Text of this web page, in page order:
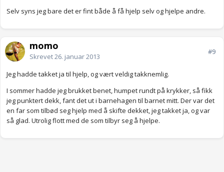
Selv syns jeg bare det er fint både å få hjelp selv og hjelpe andre.
momo
Skrevet26. januar 2013
#9
Jeg hadde takket ja til hjelp, og vært veldig takknemlig.
I sommer hadde jeg brukket benet, humpet rundt på krykker, så fikk
jeg punktert dekk, fant det ut i barnehagen til barnet mitt. Der var det
en far som tilbød seg hjelp med å skifte dekket, jeg takket ja, og var
så glad. Utrolig flott med de som tilbyr seg å hjelpe.